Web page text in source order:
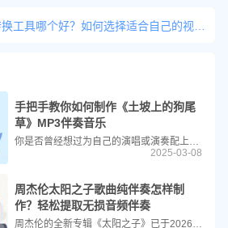
手把手教你如何制作《土坡上的狗尾
草》MP3伴奏音乐
2025-03-08
周杰伦太阳之子歌曲纯伴奏怎样制
作？轻松提取无损音频伴奏